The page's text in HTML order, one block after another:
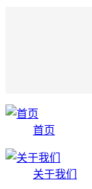
首页
关于我们